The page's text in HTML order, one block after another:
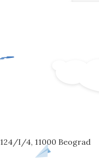
I/4, 11000 Beograd